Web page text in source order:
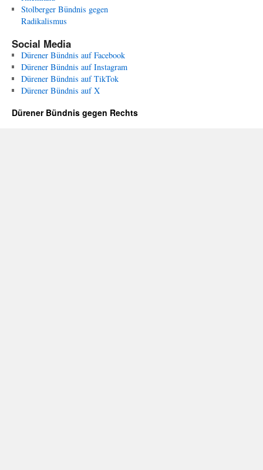
Stolberger Bündnis gegen
Radikalismus
Social Media
Dürener Bündnis auf Facebook
Dürener Bündnis auf Instagram
Dürener Bündnis auf TikTok
Dürener Bündnis auf X
Dürener Bündnis gegen Rechts